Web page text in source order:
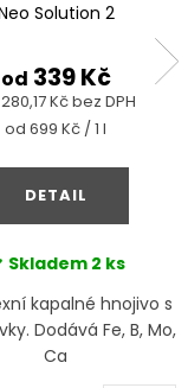
Solution 2
Kč bez DPH
od 339 Kč
Měrná
od 699 Kč / 1 l
DETAIL
Skladem 2 ks
kapalné hnojivo s
Dodává Fe, B, Mo,
Ca